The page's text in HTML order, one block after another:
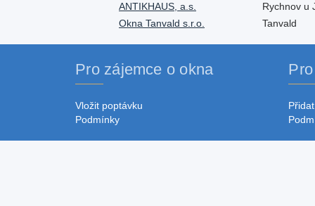
ANTIKHAUS, a.s.
Rychnov u
Okna Tanvald s.r.o.
Tanvald
Pro zájemce o okna
Vložit poptávku
Podmínky